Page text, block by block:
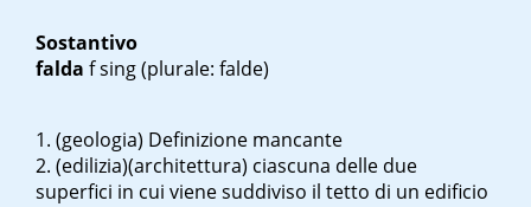
Sostantivo
falda f sing(plurale: falde)
(geologia) Definizione mancante
(edilizia)(architettura) ciascuna delle due
superfici in cui viene suddiviso il tetto di un edificio